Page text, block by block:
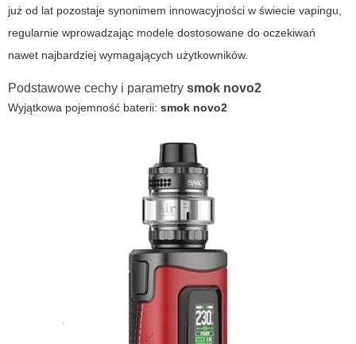
już od lat pozostaje synonimem innowacyjności w świecie vapingu,
regularnie wprowadzając modele dostosowane do oczekiwań
nawet najbardziej wymagających użytkowników.
Podstawowe cechy i parametry smok novo2
Wyjątkowa pojemność baterii: smok novo2